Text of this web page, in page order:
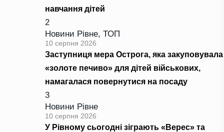
навчання дітей
2
Новини Рівне, ТОП
10 серпня 2026
Заступниця мера Острога, яка закуповувала
«золоте печиво» для дітей військових,
намагалася повернутися на посаду
3
Новини Рівне
10 серпня 2026
У Рівному сьогодні зіграють «Верес» та